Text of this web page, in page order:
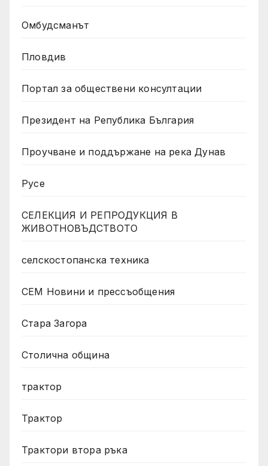
Омбудсманът
Пловдив
Портал за обществени консултации
Президент на Република България
Проучване и поддържане на река Дунав
Русе
СЕЛЕКЦИЯ И РЕПРОДУКЦИЯ В
ЖИВОТНОВЪДСТВОТО
селскостопанска техника
СЕМ Новини и прессъобщения
Стара Загора
Столична община
трактор
Трактор
Трактори втора ръка